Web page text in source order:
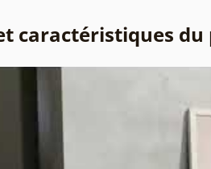
caractéristiques